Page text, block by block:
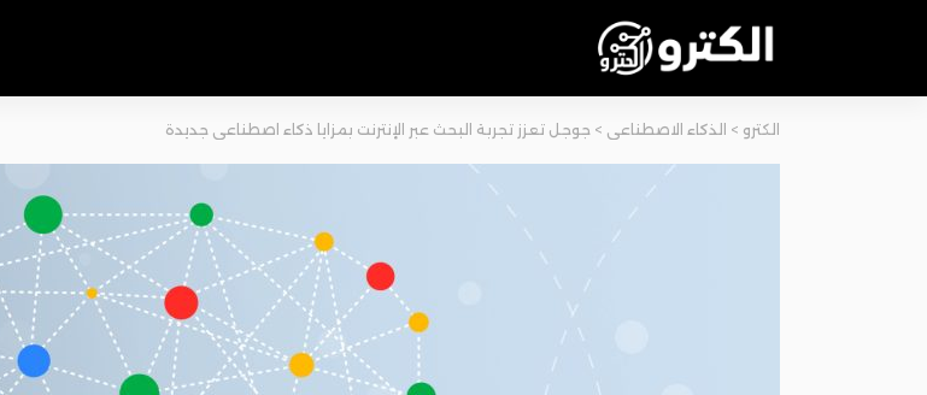
الكترو > الذكاء الاصطناعي > جوجل تعزز تجربة البحث عبر الإنترنت بمزايا ذكاء اصطناعي جديدة